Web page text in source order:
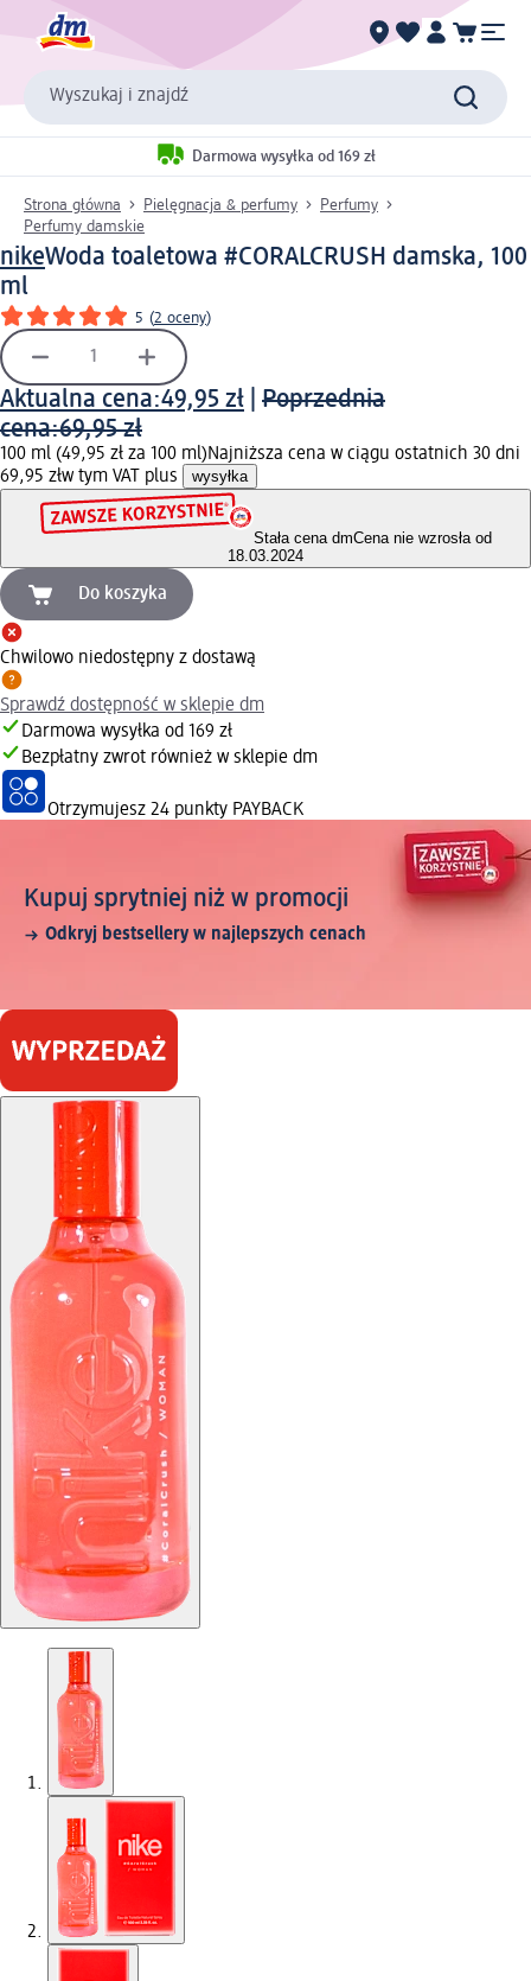
Wyszukaj i znajdź
Darmowa wysyłka od 169 zł
Strona główna Pielęgnacja & perfumy
Perfumy
Perfumy damskie
nikeWoda toaletowa #CORALCRUSH damska, 100
ml
5 (2 oceny)
Aktualna cena:49,95 zł
Poprzednia
cena:69,95 zł
100 ml (49,95 zł za 100 ml)Najniższa cena w ciągu ostatnich 30 dni
69,95 złw tym VAT plus wysyłka
Stała cena dmCena nie wzrosła od
18.03.2024
Do koszyka
Chwilowo niedostępny z dostawą
Sprawdź dostępność w sklepie dm
Darmowa wysyłka od 169 zł
Bezpłatny zwrot również w sklepie dm
Otrzymujesz 24 punkty PAYBACK
Kupuj sprytniej niż w promocji
Odkryj bestsellery w najlepszych cenach